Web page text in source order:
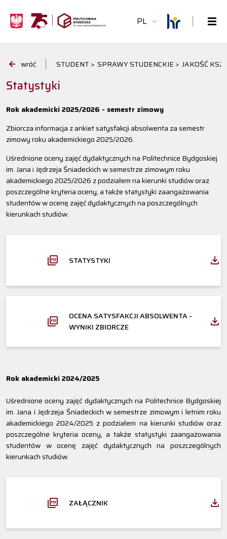
PL
wróć STUDENT > SPRAWY STUDENCKIE > JAKOŚĆ
Statystyki
Rok akademicki 2025/2026 - semestr zimowy
Zbiorcza informacja z ankiet satysfakcji absolwenta za semestr
zimowy roku akademickiego 2025/2026.
Uśrednione oceny zajęć dydaktycznych na Politechnice Bydgoskiej
im. Jana i Jędrzeja Śniadeckich w semestrze zimowym roku
akademickiego 2025/2026 z podziałem na kierunki studiów oraz
poszczególne kryteria oceny, a także statystyki zaangażowania
studentów w ocenę zajęć dydaktycznych na poszczególnych
kierunkach studiów.
STATYSTYKI
OCENA SATYSFAKCJI ABSOLWENTA -
WYNIKI ZBIORCZE
Rok akademicki 2024/2025
Uśrednione oceny zajęć dydaktycznych na Politechnice Bydgoskiej
im. Jana i Jędrzeja Śniadeckich w semestrze zimowym i letnim roku
akademickiego 2024/2025 z podziałem na kierunki studiów oraz
poszczególne kryteria oceny, a także statystyki zaangażowania
studentów w ocenę zajęć dydaktycznych na poszczególnych
kierunkach studiów.
ZAŁĄCZNIK